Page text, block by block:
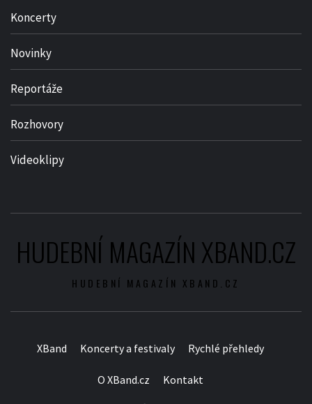
Koncerty
Novinky
Reportáže
Rozhovory
Videoklipy
HUDEBNÍ MAGAZÍN XBAND.CZ
HUDEBNÍ MAGAZÍN XBAND.CZ
XBand Koncerty a festivaly Rychlé přehledy
O XBand.cz Kontakt